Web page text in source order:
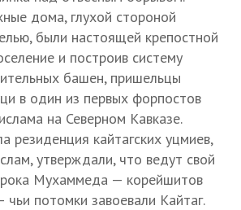
дома, глухой стороной
были настоящей крепостной
и построив систему
башен, пришельцы
в один из первых форпостов
на Северном Кавказе.
резиденция кайтагских уцмиев,
утверждали, что ведут свой
Мухаммеда — корейшитов
потомки завоевали Кайтаг.